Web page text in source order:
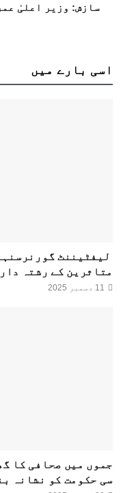
سازش: وزیر اعلیٰ
اسی بارے میں
لیفٹیننٹ
متاثرین کے رشتہ
جموں میں صحافی کا
سی حکومت کو نشانہ